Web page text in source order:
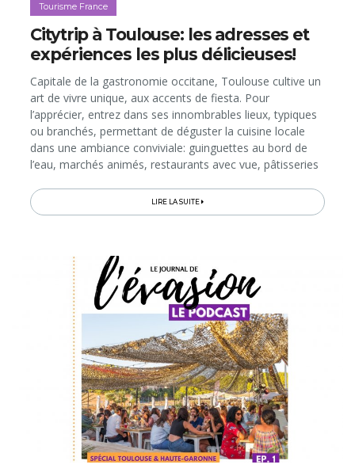
Tourisme France
Citytrip à Toulouse: les adresses et
expériences les plus délicieuses!
Capitale de la gastronomie occitane, Toulouse cultive un
art de vivre unique, aux accents de fiesta. Pour
l’apprécier, entrez dans ses innombrables lieux, typiques
ou branchés, permettant de déguster la cuisine locale
dans une ambiance conviviale: guinguettes au bord de
l’eau, marchés animés, restaurants avec vue, pâtisseries
Lisez ce guide...
LIRE LA SUITE